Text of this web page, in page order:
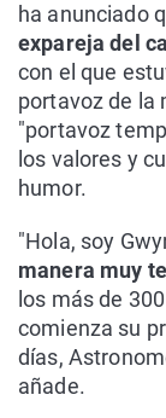
ha anunciado
expareja del
con el que
portavoz de la
"portavoz
los valores y
humor.
"Hola, soy
manera muy
los más de
comienza su
días,
añade.